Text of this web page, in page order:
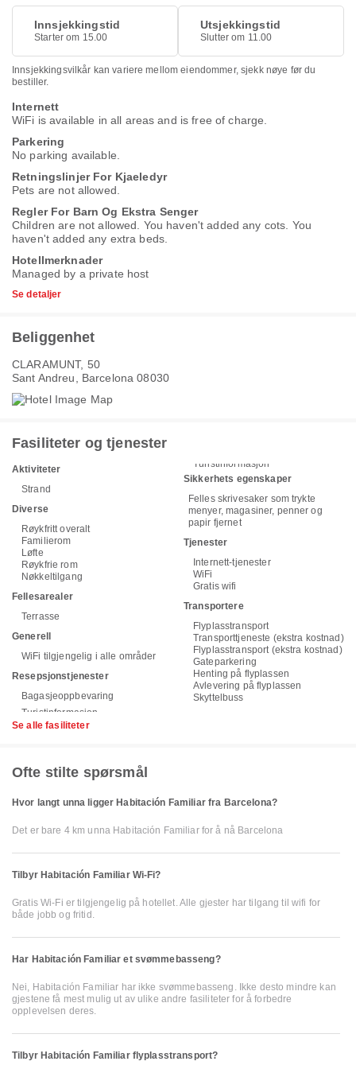
Innsjekkingstid
Starter om 15.00
Utsjekkingstid
Slutter om 11.00
Innsjekkingsvilkår kan variere mellom eiendommer, sjekk nøye før du
bestiller.
Internett
WiFi is available in all areas and is free of charge.
Parkering
No parking available.
Retningslinjer For Kjaeledyr
Pets are not allowed.
Regler For Barn Og Ekstra Senger
Children are not allowed. You haven't added any cots. You
haven't added any extra beds.
Hotellmerknader
Managed by a private host
Se detaljer
Beliggenhet
CLARAMUNT, 50
Sant Andreu, Barcelona 08030
Fasiliteter og tjenester
Aktiviteter
Strand
Diverse
Røykfritt overalt
Familierom
Løfte
Røykfrie rom
Nøkkeltilgang
Fellesarealer
Terrasse
Generell
WiFi tilgjengelig i alle områder
Resepsjonstjenester
Bagasjeoppbevaring
Turistinformasjon
Sikkerhets egenskaper
Felles skrivesaker som trykte
menyer, magasiner, penner og
papir fjernet
Tjenester
Internett-tjenester
WiFi
Gratis wifi
Transportere
Flyplasstransport
Transporttjeneste (ekstra kostnad)
Flyplasstransport (ekstra kostnad)
Gateparkering
Henting på flyplassen
Avlevering på flyplassen
Skyttelbuss
Se alle fasiliteter
Ofte stilte spørsmål
Hvor langt unna ligger Habitación Familiar fra Barcelona?
Det er bare 4 km unna Habitación Familiar for å nå Barcelona
Tilbyr Habitación Familiar Wi-Fi?
Gratis Wi-Fi er tilgjengelig på hotellet. Alle gjester har tilgang til wifi for
både jobb og fritid.
Har Habitación Familiar et svømmebasseng?
Nei, Habitación Familiar har ikke svømmebasseng. Ikke desto mindre kan
gjestene få mest mulig ut av ulike andre fasiliteter for å forbedre
opplevelsen deres.
Tilbyr Habitación Familiar flyplasstransport?